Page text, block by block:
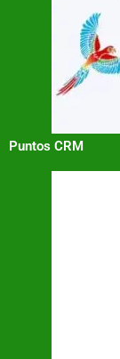
Puntos CRM